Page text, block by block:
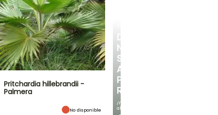
DESCUBRE
NUESTRA
SELECCIÓN
A
PRECIOS
REDUCIDOS
¡Y
ahorra!
Pritchardia hillebrandii -
Palmera
No disponible